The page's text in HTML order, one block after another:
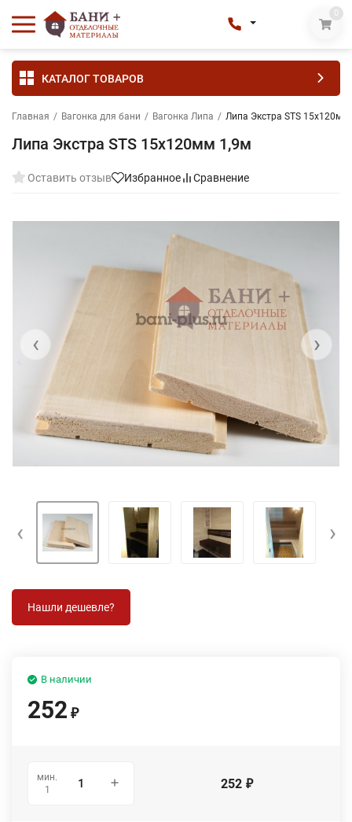
0
КАТАЛОГ ТОВАРОВ
Главная / Вагонка для бани / Вагонка Липа / Липа Экстра STS 15x120мм
Липа Экстра STS 15x120мм 1,9м
Оставить отзыв Избранное Сравнение
‹ ›
‹ ›
В наличии
252 ₽
мин.
1
252 ₽